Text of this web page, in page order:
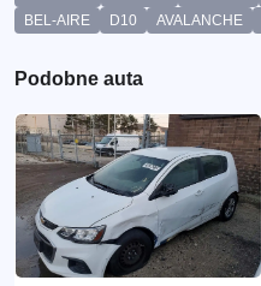
BEL-AIRE
D10 AVALANCHE
Podobne auta